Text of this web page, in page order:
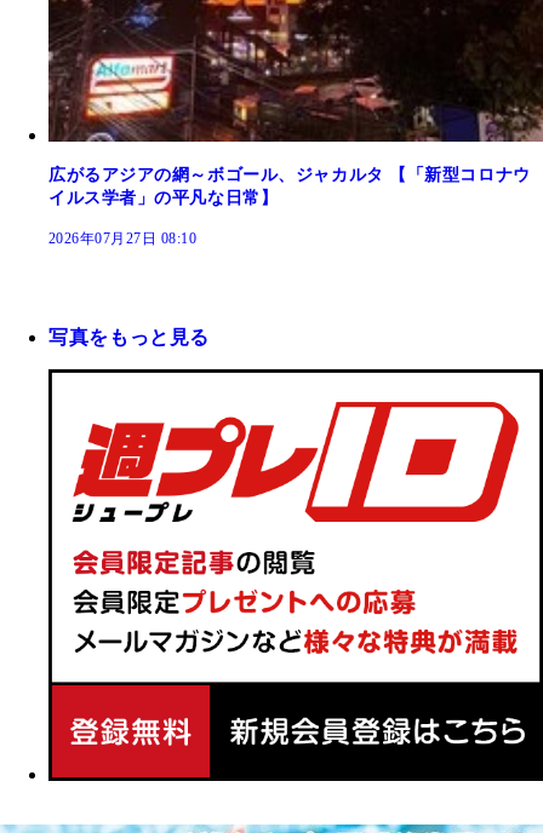
広がるアジアの網～ボゴール、ジャカルタ 【「新型コロナウ
イルス学者」の平凡な日常】
2026年07月27日 08:10
写真をもっと見る